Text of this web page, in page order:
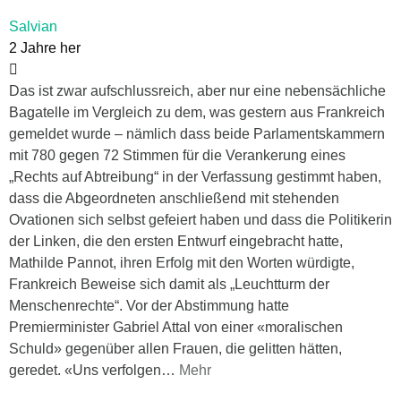
Salvian
2 Jahre her
Das ist zwar aufschlussreich, aber nur eine nebensächliche
Bagatelle im Vergleich zu dem, was gestern aus Frankreich
gemeldet wurde – nämlich dass beide Parlamentskammern
mit 780 gegen 72 Stimmen für die Verankerung eines
„Rechts auf Abtreibung“ in der Verfassung gestimmt haben,
dass die Abgeordneten anschließend mit stehenden
Ovationen sich selbst gefeiert haben und dass die Politikerin
der Linken, die den ersten Entwurf eingebracht hatte,
Mathilde Pannot, ihren Erfolg mit den Worten würdigte,
Frankreich Beweise sich damit als „Leuchtturm der
Menschenrechte“. Vor der Abstimmung hatte
Premierminister Gabriel Attal von einer «moralischen
Schuld» gegenüber allen Frauen, die gelitten hätten,
geredet. «Uns verfolgen… Mehr